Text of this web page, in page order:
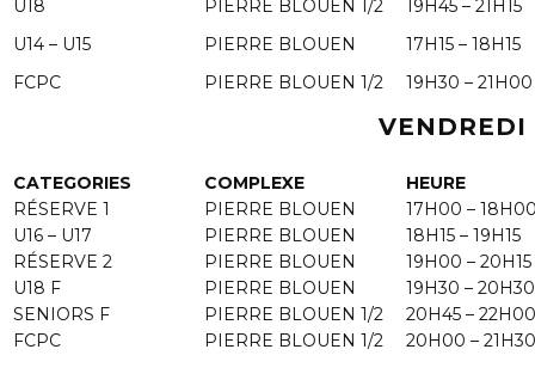
U18 PIERRE BLOUEN 1/2
19H45 – 21H15
U14 – U15
PIERRE BLOUEN
17H15 – 18H15
FCPC
PIERRE BLOUEN 1/2 19H30 – 21H00
VENDREDI
CATEGORIES COMPLEXE
HEURE
RÉSERVE 1
PIERRE BLOUEN
17H00 –
U16 – U17
PIERRE BLOUEN
18H15 – 19H15
RÉSERVE 2
PIERRE BLOUEN
19H00 – 20H15
U18 F
PIERRE BLOUEN
19H30 – 20H30
SENIORS F
PIERRE BLOUEN 1/2
20H45 – 22H00
FCPC
PIERRE BLOUEN 1/2 20H00 – 21H30